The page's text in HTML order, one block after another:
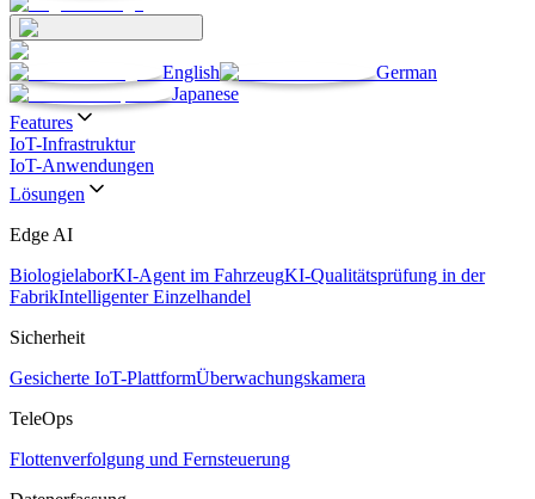
English
German
Japanese
Features
IoT-Infrastruktur
IoT-Anwendungen
Lösungen
Edge AI
BiologielaborKI-Agent im FahrzeugKI-Qualitätsprüfung in der
FabrikIntelligenter Einzelhandel
Sicherheit
Gesicherte IoT-PlattformÜberwachungskamera
TeleOps
Flottenverfolgung und Fernsteuerung